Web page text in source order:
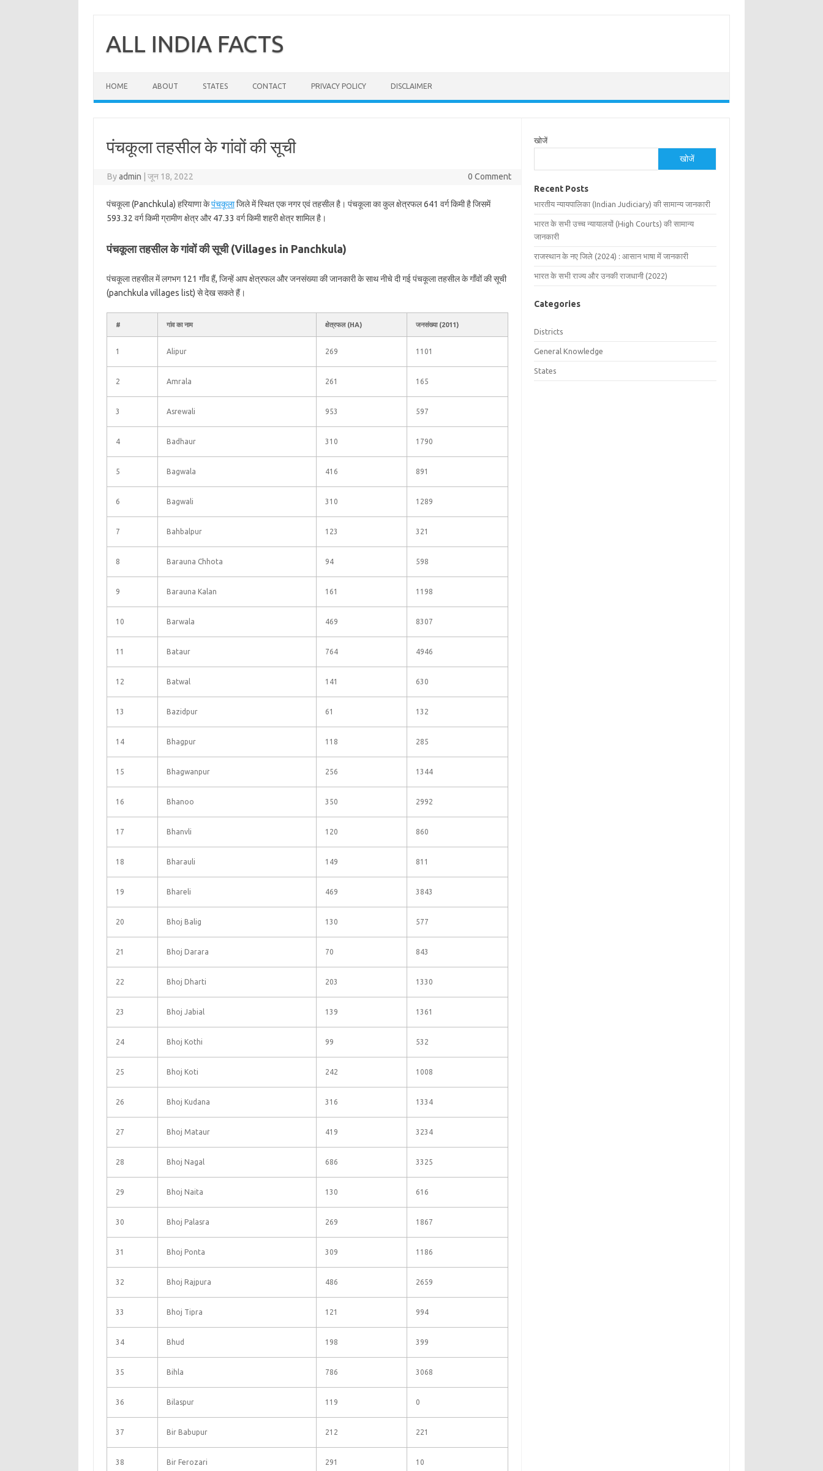
contentALL INDIA FACTS
HOME ABOUT STATES CONTACT PRIVACY POLICY DISCLAIMER
पंचकूला तहसील के गांवों की सूची
Byadmin जून 18, 2022 0 Comment
पंचकूला (Panchkula) हरियाणा केपंचकूलाजिले में स्थित एक नगर एवं तहसील है। पंचकूला का कुल क्षेत्रफल 641 वर्ग किमी है जिसमें
593.32 वर्ग किमी ग्रामीण क्षेत्र और 47.33 वर्ग किमी शहरी क्षेत्र शामिल है।
पंचकूला तहसील के गांवों की सूची (Villages in Panchkula)
पंचकूला तहसील में लगभग 121 गाँव हैं, जिन्हें आप क्षेत्रफल और जनसंख्या की जानकारी के साथ नीचे दी गई पंचकूला तहसील के गाँवों की सूची
(panchkula villages list) से देख सकते हैं।
# गांव का नाम क्षेत्रफल (HA) जनसंख्या (2011)
1 Alipur 269 1101
2 Amrala 261 165
3 Asrewali 953 597
4 Badhaur 310 1790
5 Bagwala 416 891
6 Bagwali 310 1289
7 Bahbalpur 123 321
8 Barauna Chhota 94 598
9 Barauna Kalan 161 1198
10 Barwala 469 8307
11 Bataur 764 4946
12 Batwal 141 630
13 Bazidpur 61 132
14 Bhagpur 118 285
15 Bhagwanpur 256 1344
16 Bhanoo 350 2992
17 Bhanvli 120 860
18 Bharauli 149 811
19 Bhareli 469 3843
20 Bhoj Balig 130 577
21 Bhoj Darara 70 843
22 Bhoj Dharti 203 1330
23 Bhoj Jabial 139 1361
24 Bhoj Kothi 99 532
25 Bhoj Koti 242 1008
26 Bhoj Kudana 316 1334
27 Bhoj Mataur 419 3234
28 Bhoj Nagal 686 3325
29 Bhoj Naita 130 616
30 Bhoj Palasra 269 1867
31 Bhoj Ponta 309 1186
32 Bhoj Rajpura 486 2659
33 Bhoj Tipra 121 994
34 Bhud 198 399
35 Bihla 786 3068
36 Bilaspur 119 0
37 Bir Babupur 212 221
38 Bir Ferozari 291 10
खोजें
खोजें
Recent Posts
भारतीय न्यायपालिका (Indian Judiciary) की सामान्य जानकारी
भारत के सभी उच्च न्यायालयों (High Courts) की सामान्य
जानकारी
राजस्थान के नए जिले (2024) : आसान भाषा में जानकारी
भारत के सभी राज्य और उनकी राजधानी (2022)
Categories
Districts
General Knowledge
States